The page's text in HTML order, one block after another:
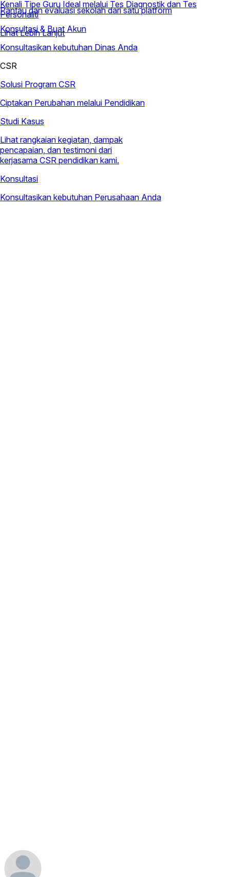
Pantau dan evaluasi sekolah dari satu platform
Konsultasi & Buat Akun
Konsultasikan kebutuhan Dinas Anda
CSR
Solusi Program CSR
Ciptakan Perubahan melalui Pendidikan
Studi Kasus
Lihat rangkaian kegiatan, dampak
pencapaian, dan testimoni dari
kerjasama CSR pendidikan kami.
Konsultasi
Konsultasikan kebutuhan Perusahaan Anda
Kenali Tipe Guru Ideal melalui Tes Diagnostik dan Tes
Personaliti
Lihat Lebih Lanjut